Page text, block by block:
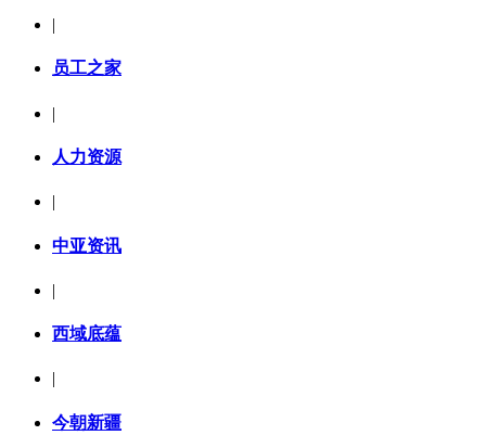
|
员工之家
|
人力资源
|
中亚资讯
|
西域底蕴
|
今朝新疆